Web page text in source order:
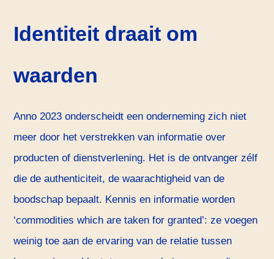
Identiteit draait om
waarden
Anno 2023 onderscheidt een onderneming zich niet
meer door het verstrekken van informatie over
producten of dienstverlening. Het is de ontvanger zélf
die de authenticiteit, de waarachtigheid van de
boodschap bepaalt. Kennis en informatie worden
‘commodities which are taken for granted’: ze voegen
weinig toe aan de ervaring van de relatie tussen